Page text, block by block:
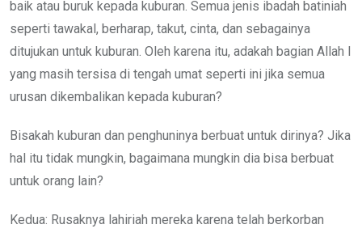
baik atau buruk kepada kuburan. Semua jenis ibadah batiniah
seperti tawakal, berharap, takut, cinta, dan sebagainya
ditujukan untuk kuburan. Oleh karena itu, adakah bagian Allah l
yang masih tersisa di tengah umat seperti ini jika semua
urusan dikembalikan kepada kuburan?
Bisakah kuburan dan penghuninya berbuat untuk dirinya? Jika
hal itu tidak mungkin, bagaimana mungkin dia bisa berbuat
untuk orang lain?
Kedua: Rusaknya lahiriah mereka karena telah berkorban